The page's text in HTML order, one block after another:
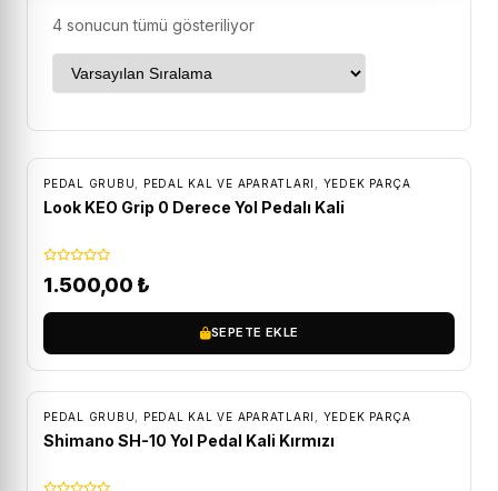
4 sonucun tümü gösteriliyor
ÜCRETSIZ KARGO
PEDAL GRUBU PEDAL KAL VE APARATLARI YEDEK PARÇA
Look KEO Grip 0 Derece Yol Pedalı Kali
1.500,00 ₺
SEPETE EKLE
PEDAL GRUBU PEDAL KAL VE APARATLARI YEDEK PARÇA
Shimano SH-10 Yol Pedal Kali Kırmızı